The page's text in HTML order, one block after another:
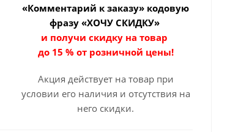
«Комментарий к заказу» кодовую
фразу «ХОЧУ СКИДКУ»
и получи скидку на товар
до 15 % от розничной цены!
Акция действует на товар при
условии его наличия и отсутствия на
него скидки.